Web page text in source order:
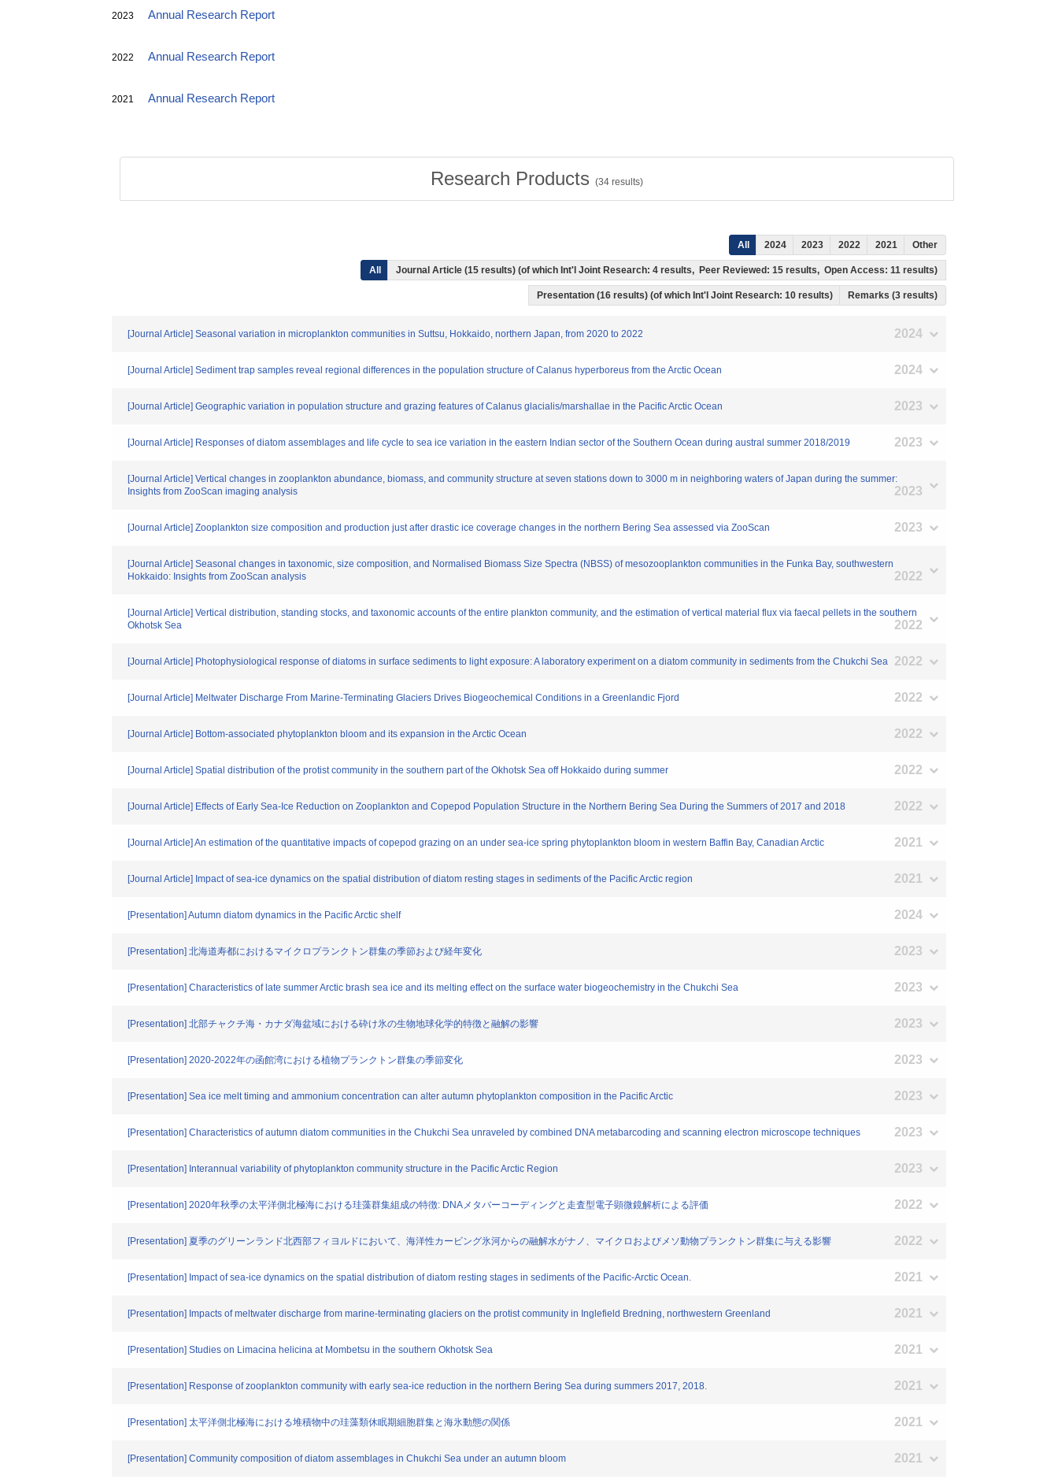
2023 Annual Research Report
2022 Annual Research Report
2021 Annual Research Report
Research Products (34 results)
All 2024 2023 2022 2021 Other
All Journal Article (15 results) (of which Int'l Joint Research: 4 results, Peer Reviewed: 15 results, Open Access: 11 results)
Presentation (16 results) (of which Int'l Joint Research: 10 results) Remarks (3 results)
[Journal Article] Seasonal variation in microplankton communities in Suttsu, Hokkaido, northern Japan, from 2020 to 2022 2024
[Journal Article] Sediment trap samples reveal regional differences in the population structure of Calanus hyperboreus from the Arctic Ocean 2024
[Journal Article] Geographic variation in population structure and grazing features of Calanus glacialis/marshallae in the Pacific Arctic Ocean 2023
[Journal Article] Responses of diatom assemblages and life cycle to sea ice variation in the eastern Indian sector of the Southern Ocean during austral summer 2018/2019 2023
[Journal Article] Vertical changes in zooplankton abundance, biomass, and community structure at seven stations down to 3000 m in neighboring waters of Japan during the summer:
Insights from ZooScan imaging analysis
2023
[Journal Article] Zooplankton size composition and production just after drastic ice coverage changes in the northern Bering Sea assessed via ZooScan 2023
[Journal Article] Seasonal changes in taxonomic, size composition, and Normalised Biomass Size Spectra (NBSS) of mesozooplankton communities in the Funka Bay, southwestern
Hokkaido: Insights from ZooScan analysis
2022
[Journal Article] Vertical distribution, standing stocks, and taxonomic accounts of the entire plankton community, and the estimation of vertical material flux via faecal pellets in the southern
Okhotsk Sea
2022
[Journal Article] Photophysiological response of diatoms in surface sediments to light exposure: A laboratory experiment on a diatom community in sediments from the Chukchi Sea 2022
[Journal Article] Meltwater Discharge From Marine‐Terminating Glaciers Drives Biogeochemical Conditions in a Greenlandic Fjord 2022
[Journal Article] Bottom‐associated phytoplankton bloom and its expansion in the Arctic Ocean 2022
[Journal Article] Spatial distribution of the protist community in the southern part of the Okhotsk Sea off Hokkaido during summer 2022
[Journal Article] Effects of Early Sea-Ice Reduction on Zooplankton and Copepod Population Structure in the Northern Bering Sea During the Summers of 2017 and 2018 2022
[Journal Article] An estimation of the quantitative impacts of copepod grazing on an under sea-ice spring phytoplankton bloom in western Baffin Bay, Canadian Arctic 2021
[Journal Article] Impact of sea-ice dynamics on the spatial distribution of diatom resting stages in sediments of the Pacific Arctic region 2021
[Presentation] Autumn diatom dynamics in the Pacific Arctic shelf 2024
[Presentation] 北海道寿都におけるマイクロプランクトン群集の季節および経年変化 2023
[Presentation] Characteristics of late summer Arctic brash sea ice and its melting effect on the surface water biogeochemistry in the Chukchi Sea 2023
[Presentation] 北部チャクチ海・カナダ海盆域における砕け氷の生物地球化学的特徴と融解の影響 2023
[Presentation] 2020-2022年の函館湾における植物プランクトン群集の季節変化 2023
[Presentation] Sea ice melt timing and ammonium concentration can alter autumn phytoplankton composition in the Pacific Arctic 2023
[Presentation] Characteristics of autumn diatom communities in the Chukchi Sea unraveled by combined DNA metabarcoding and scanning electron microscope techniques 2023
[Presentation] Interannual variability of phytoplankton community structure in the Pacific Arctic Region 2023
[Presentation] 2020年秋季の太平洋側北極海における珪藻群集組成の特徴: DNAメタバーコーディングと走査型電子顕微鏡解析による評価 2022
[Presentation] 夏季のグリーンランド北西部フィヨルドにおいて、海洋性カービング氷河からの融解水がナノ、マイクロおよびメソ動物プランクトン群集に与える影響 2022
[Presentation] Impact of sea-ice dynamics on the spatial distribution of diatom resting stages in sediments of the Pacific-Arctic Ocean. 2021
[Presentation] Impacts of meltwater discharge from marine-terminating glaciers on the protist community in Inglefield Bredning, northwestern Greenland 2021
[Presentation] Studies on Limacina helicina at Mombetsu in the southern Okhotsk Sea 2021
[Presentation] Response of zooplankton community with early sea-ice reduction in the northern Bering Sea during summers 2017, 2018. 2021
[Presentation] 太平洋側北極海における堆積物中の珪藻類休眠期細胞群集と海氷動態の関係 2021
[Presentation] Community composition of diatom assemblages in Chukchi Sea under an autumn bloom 2021